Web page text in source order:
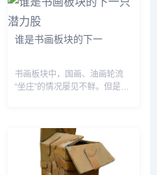
学院教授、上海中国画院画
师。著《关良艺事随谈》、
良京戏人物水...
谁是书画板块的下一
书画板块中，国画、油画轮流
“坐庄”的情况屡见不鲜。但是随
拍卖会上，一幅来自美...